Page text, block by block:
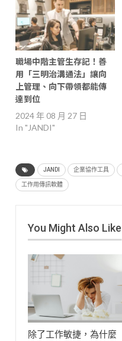
職場中階主管生存記！善
用「三明治溝通法」讓向
上管理、向下帶領都能傳
達到位
2024 年 08 月 27 日
In "JANDI"
JANDI 企業協作工具
工作用傳訊軟體
You Might Also Like
除了工作敏捷，為什麼